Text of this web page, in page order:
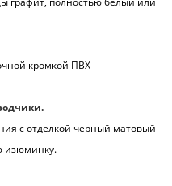
кромкой ПВХ
с отделкой черный матовый
изюминку.